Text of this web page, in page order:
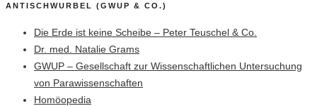
ANTISCHWURBEL (GWUP & CO.)
Die Erde ist keine Scheibe – Peter Teuschel & Co.
Dr. med. Natalie Grams
GWUP – Gesellschaft zur Wissenschaftlichen Untersuchung
von Parawissenschaften
Homöopedia